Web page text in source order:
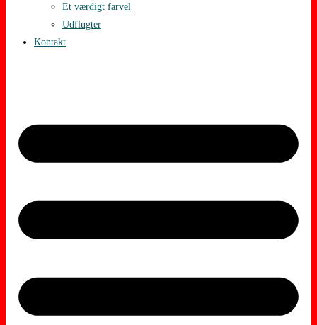
Et værdigt farvel
Udflugter
Kontakt